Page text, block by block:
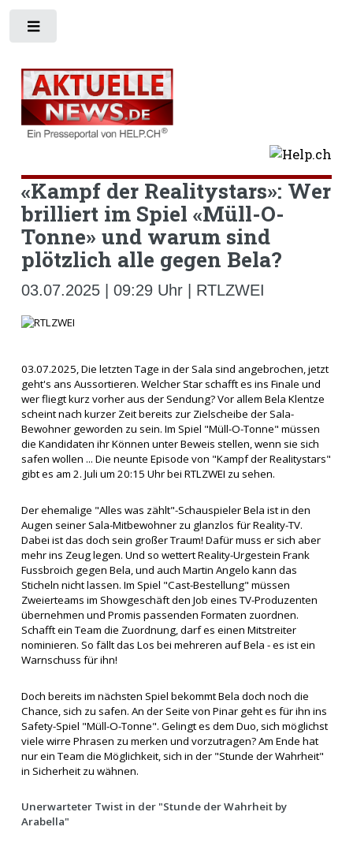
«Kampf der Realitystars»: Wer
brilliert im Spiel «Müll-O-
Tonne» und warum sind
plötzlich alle gegen Bela?
03.07.2025 | 09:29 Uhr | RTLZWEI
03.07.2025, Die letzten Tage in der Sala sind angebrochen, jetzt
geht's ans Aussortieren. Welcher Star schafft es ins Finale und
wer fliegt kurz vorher aus der Sendung? Vor allem Bela Klentze
scheint nach kurzer Zeit bereits zur Zielscheibe der Sala-
Bewohner geworden zu sein. Im Spiel "Müll-O-Tonne" müssen
die Kandidaten ihr Können unter Beweis stellen, wenn sie sich
safen wollen ... Die neunte Episode von "Kampf der Realitystars"
gibt es am 2. Juli um 20:15 Uhr bei RTLZWEI zu sehen.
Der ehemalige "Alles was zählt"-Schauspieler Bela ist in den
Augen seiner Sala-Mitbewohner zu glanzlos für Reality-TV.
Dabei ist das doch sein großer Traum! Dafür muss er sich aber
mehr ins Zeug legen. Und so wettert Reality-Urgestein Frank
Fussbroich gegen Bela, und auch Martin Angelo kann das
Sticheln nicht lassen. Im Spiel "Cast-Bestellung" müssen
Zweierteams im Showgeschäft den Job eines TV-Produzenten
übernehmen und Promis passenden Formaten zuordnen.
Schafft ein Team die Zuordnung, darf es einen Mitstreiter
nominieren. So fällt das Los bei mehreren auf Bela - es ist ein
Warnschuss für ihn!
Doch bereits im nächsten Spiel bekommt Bela doch noch die
Chance, sich zu safen. An der Seite von Pinar geht es für ihn ins
Safety-Spiel "Müll-O-Tonne". Gelingt es dem Duo, sich möglichst
viele wirre Phrasen zu merken und vorzutragen? Am Ende hat
nur ein Team die Möglichkeit, sich in der "Stunde der Wahrheit"
in Sicherheit zu wähnen.
Unerwarteter Twist in der "Stunde der Wahrheit by
Arabella"